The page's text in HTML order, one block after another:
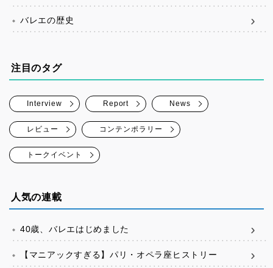
バレエの歴史
注目のタグ
Interview Report News
レビュー コンテンポラリー
トークイベント
人気の連載
40歳、バレエはじめました
【マニアックすぎる】パリ・オペラ座ヒストリー